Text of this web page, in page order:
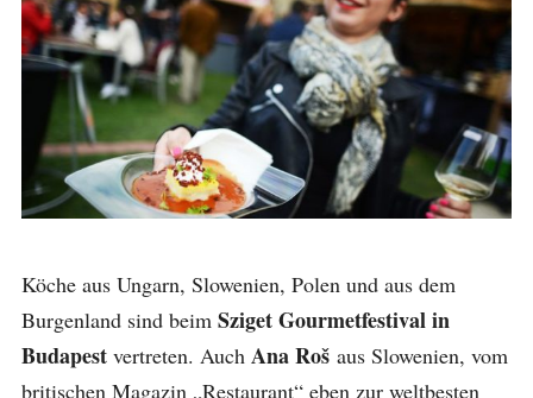
Köche aus Ungarn, Slowenien, Polen und aus dem
Burgenland sind beimSziget Gourmetfestival in
Budapestvertreten. Auch Ana Rošaus Slowenien, vom
britischen Magazin „Restaurant“ eben zur weltbesten